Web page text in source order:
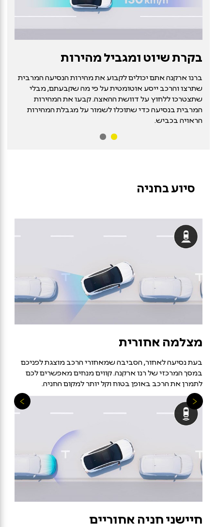
בקרת שיוט ומגביל מהירות
ברנו ארקנה אתם יכולים לקבוע את מהירות הנסיעה המרבית
שתרצו והרכב ייסע אוטומטית על פי מה שקבעתם, מבלי
שתצטרכו ללחוץ על דוושת ההאצה. קבעו את המהירות
המרבית בנסיעה כדי שתוכלו לשמור על מגבלת המהירות
הראויה בכביש.
סיוע בחניה
מצלמה אחורית
בעת נסיעה לאחור, הסביבה שמאחורי הרכב מוצגת לפניכם
במסך המרכזי של רנו ארקנה. קווים מנחים מאפשרים לכם
לתמרן את הרכב באופן בטוח וקל יותר למקום החניה.
חיישני חניה אחוריים